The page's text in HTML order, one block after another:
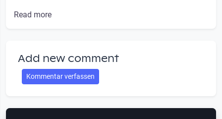
Read more
Add new comment
Kommentar verfassen